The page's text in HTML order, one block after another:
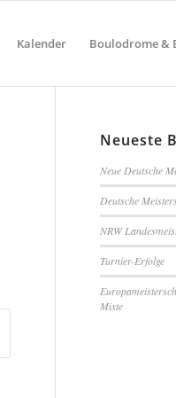
Kalender Boulodrome &
Neueste
Neue Deutsche
Deutsche
NRW
Turnier-Erfolge
Mixte